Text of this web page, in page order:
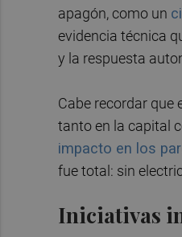
apagón, como un
evidencia técnica
y la respuesta
Cabe recordar que
tanto en la capital
impacto en los
fue total: sin
Iniciativas